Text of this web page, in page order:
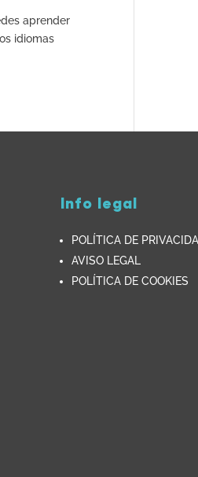
aprender
idiomas
Info legal
POLÍTICA DE
AVISO LEGAL
POLÍTICA DE COOKIES